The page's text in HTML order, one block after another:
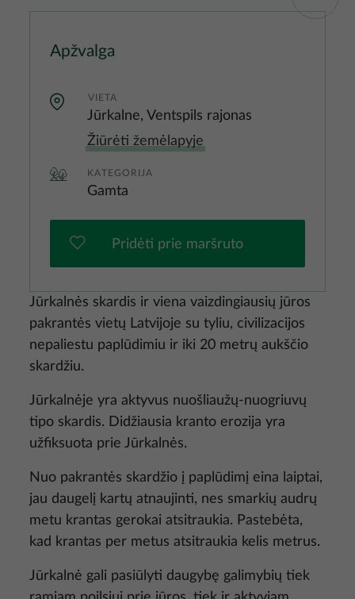
Jūrkalnės skardis ir viena vaizdingiausių jūros
pakrantės vietų Latvijoje su tyliu, civilizacijos
nepaliestu paplūdimiu ir iki 20 metrų aukščio
skardžiu.
Jūrkalnėje yra aktyvus nuošliaužų-nuogriuvų
tipo skardis. Didžiausia kranto erozija yra
užfiksuota prie Jūrkalnės.
Nuo pakrantės skardžio į paplūdimį eina laiptai,
jau daugelį kartų atnaujinti, nes smarkių audrų
metu krantas gerokai atsitraukia. Pastebėta,
kad krantas per metus atsitraukia kelis metrus.
Jūrkalnė gali pasiūlyti daugybę galimybių tiek
Apžvalga
VIETA
Jūrkalne, Ventspils rajonas
Žiūrėti žemėlapyje
KATEGORIJA
Gamta
Pridėti prie maršruto